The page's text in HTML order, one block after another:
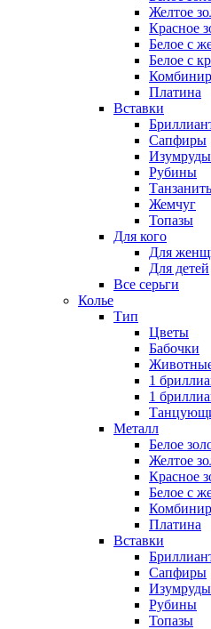
Желтое
Красное
Белое с
Белое с
Платина
Вставки
Сапфиры
Изумруды
Рубины
Жемчуг
Топазы
Для кого
Для
Для детей
Все серьги
Колье
Тип
Цветы
Бабочки
1
1
Металл
Белое
Желтое
Красное
Белое с
Платина
Вставки
Сапфиры
Изумруды
Рубины
Топазы